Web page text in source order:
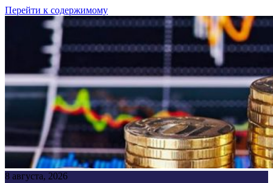
Перейти к содержимому
8 августа, 2026